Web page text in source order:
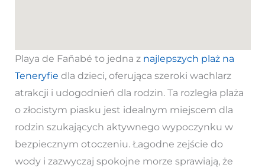
Playa de Fañabé to jedna z najlepszych plaż na
Teneryfie dla dzieci, oferująca szeroki wachlarz
atrakcji i udogodnień dla rodzin. Ta rozległa plaża
o złocistym piasku jest idealnym miejscem dla
rodzin szukających aktywnego wypoczynku w
bezpiecznym otoczeniu. Łagodne zejście do
wody i zazwyczaj spokojne morze sprawiają, że